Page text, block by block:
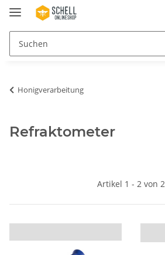
Honigverarbeitung
Refraktometer
Artikel 1 - 2 von 2